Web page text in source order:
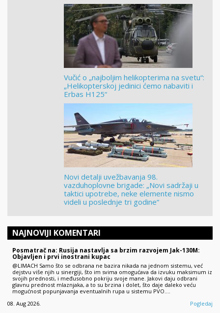
Vučić o „najboljim helikopterima na svetu“:
„Helikopterskoj jedinici ćemo nabaviti i
Erbas H125“
Novi detalji uvežbavanja 98.
vazduhoplovne brigade: „Novi sadržaji u
taktici upotrebe, neke elemente nismo
videli u poslednje tri godine“
NAJNOVIJI KOMENTARI
Posmatrač na: Rusija nastavlja sa brzim razvojem Jak-130M:
Objavljen i prvi inostrani kupac
@LIMACH Samo što se odbrana ne bazira nikada na jednom sistemu, već
dejstvu više njih u sinergiji, što im svima omogućava da izvuku maksimum iz
svojih prednosti, i međusobno pokriju svoje mane. Jakovi daju odbrani
glavnu prednost mlaznjaka, a to su brzina i dolet, što daje daleko veću
mogućnost popunjavanja eventualnih rupa u sistemu PVO.…
08. Aug 2026.
Pogledaj